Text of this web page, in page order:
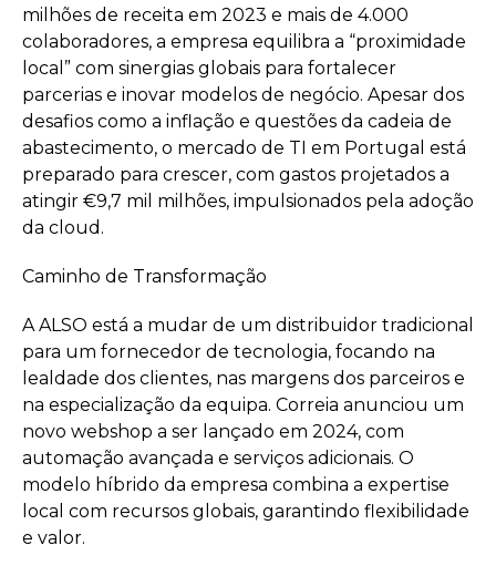
milhões de receita em 2023 e mais de 4.000
colaboradores, a empresa equilibra a “proximidade
local” com sinergias globais para fortalecer
parcerias e inovar modelos de negócio. Apesar dos
desafios como a inflação e questões da cadeia de
abastecimento, o mercado de TI em Portugal está
preparado para crescer, com gastos projetados a
atingir €9,7 mil milhões, impulsionados pela adoção
da cloud.
Caminho de Transformação
A ALSO está a mudar de um distribuidor tradicional
para um fornecedor de tecnologia, focando na
lealdade dos clientes, nas margens dos parceiros e
na especialização da equipa. Correia anunciou um
novo webshop a ser lançado em 2024, com
automação avançada e serviços adicionais. O
modelo híbrido da empresa combina a expertise
local com recursos globais, garantindo flexibilidade
e valor.